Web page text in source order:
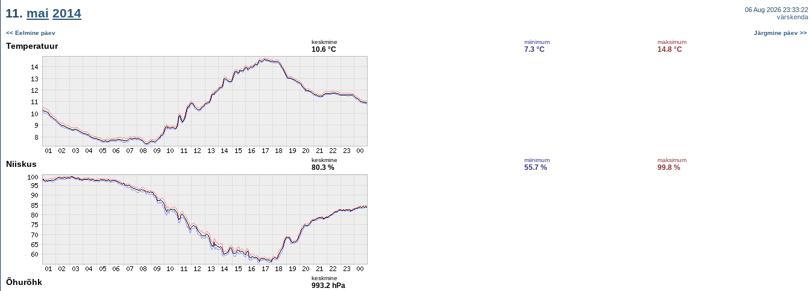
11. mai 2014
06 Aug 2026 23:33:22
värskenda
<< Eelmine päev Järgmine päev >>
Temperatuur keskmine
10.6 °C
miinimum
7.3 °C
maksimum
14.8 °C
Niiskus keskmine
80.3 %
miinimum
55.7 %
maksimum
99.8 %
Õhurõhk keskmine
993.2 hPa